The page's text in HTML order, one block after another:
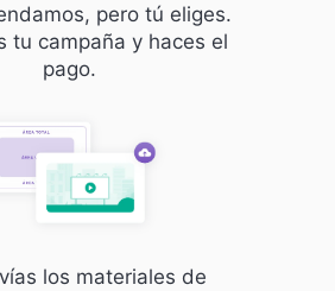
pero tú eliges.
tu campaña y haces el
pago.
los materiales de